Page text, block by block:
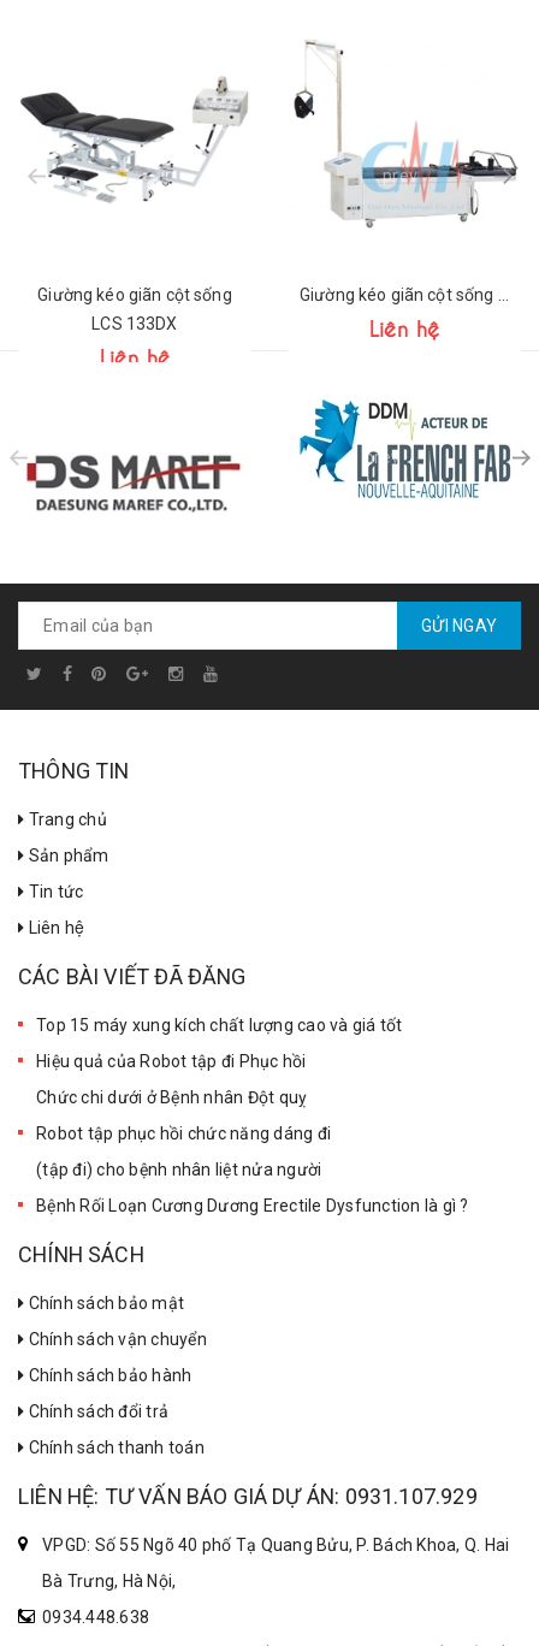
Giường kéo giãn cột sống
LCS 133DX
Liên hệ
Giường kéo giãn cột sống JH 0B
Liên hệ
prev
prev
GỬI NGAY
THÔNG TIN
Trang chủ
Sản phẩm
Tin tức
Liên hệ
CÁC BÀI VIẾT ĐÃ ĐĂNG
Top 15 máy xung kích chất lượng cao và giá tốt
Hiệu quả của Robot tập đi Phục hồi
Chức chi dưới ở Bệnh nhân Đột quỵ
Robot tập phục hồi chức năng dáng đi
(tập đi) cho bệnh nhân liệt nửa người
Bệnh Rối Loạn Cương Dương Erectile Dysfunction là gì ?
CHÍNH SÁCH
Chính sách bảo mật
Chính sách vận chuyển
Chính sách bảo hành
Chính sách đổi trả
Chính sách thanh toán
LIÊN HỆ: TƯ VẤN BÁO GIÁ DỰ ÁN: 0931.107.929
VPGD: Số 55 Ngõ 40 phố Tạ Quang Bửu, P. Bách Khoa, Q. Hai
Bà Trưng, Hà Nội,
0934.448.638